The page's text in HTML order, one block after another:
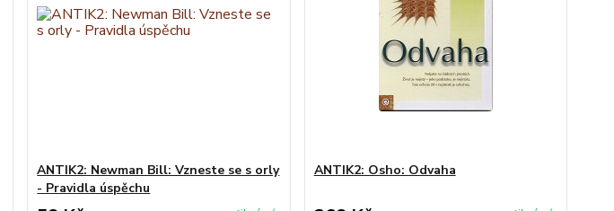
ANTIK2: Newman Bill: Vzneste se s orly
- Pravidla úspěchu
ANTIK2: Osho: Odvaha